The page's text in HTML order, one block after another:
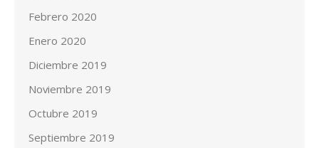
Febrero 2020
Enero 2020
Diciembre 2019
Noviembre 2019
Octubre 2019
Septiembre 2019